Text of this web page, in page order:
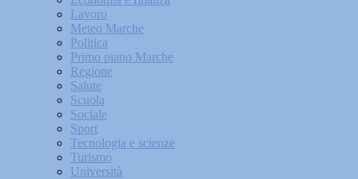
Lavoro
Meteo Marche
Politica
Primo piano Marche
Regione
Salute
Scuola
Sociale
Sport
Tecnologia e scienze
Turismo
Università